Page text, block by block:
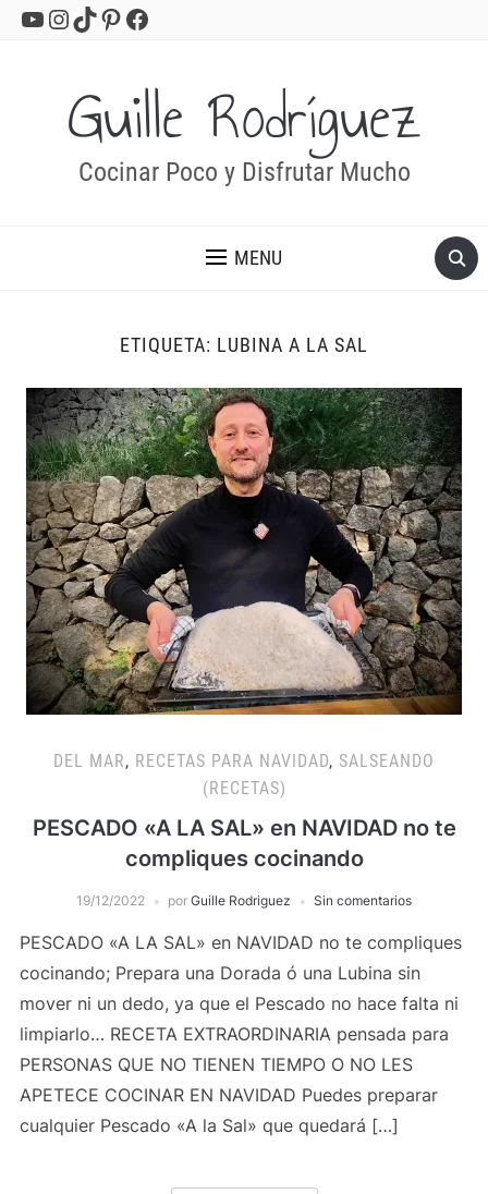
YouTube
Instagram
TikTok
Pinterest
Facebook
Guille Rodríguez
Cocinar Poco y Disfrutar Mucho
MENU
ETIQUETA: LUBINA A LA SAL
DEL MAR, RECETAS PARA NAVIDAD, SALSEANDO
(RECETAS)
PESCADO «A LA SAL» en NAVIDAD no te
compliques cocinando
19/12/2022 por Guille Rodriguez Sin comentarios
PESCADO «A LA SAL» en NAVIDAD no te compliques
cocinando; Prepara una Dorada ó una Lubina sin
mover ni un dedo, ya que el Pescado no hace falta ni
limpiarlo… RECETA EXTRAORDINARIA pensada para
PERSONAS QUE NO TIENEN TIEMPO O NO LES
APETECE COCINAR EN NAVIDAD Puedes preparar
cualquier Pescado «A la Sal» que quedará […]